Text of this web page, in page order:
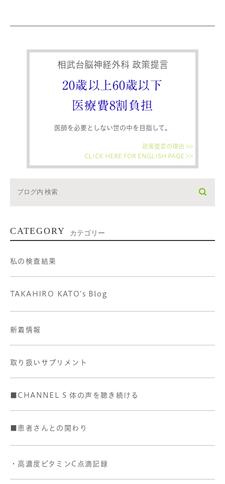
相武台脳神経外科 政策提言
20歳以上60歳以下
医療費8割負担
医師を必要としない世の中を目指して。
政策提言の理由 >>
CLICK HERE FOR ENGLISH PAGE >>
CATEGORY カテゴリー
私の検査結果
TAKAHIRO KATO's Blog
新着情報
取り扱いサプリメント
■CHANNEL S 体の声を聴き続ける
■患者さんとの関わり
・高濃度ビタミンC点滴記録